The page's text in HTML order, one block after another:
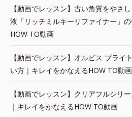
【動画でレッスン】古い角質をやさ
液「リッチミルキーリファイナー」
HOW TO動画
【動画でレッスン】オルビス ブライ
い方｜キレイをかなえるHOW TO動画
【動画でレッスン】クリアフルシリ
｜キレイをかなえるHOW TO動画